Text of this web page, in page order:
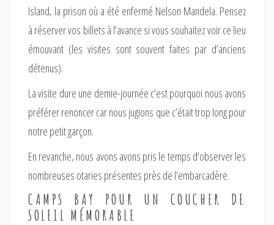
Island, la prison où a été enfermé Nelson Mandela. Pensez
à réserver vos billets à l’avance si vous souhaitez voir ce lieu
émouvant (les visites sont souvent faites par d’anciens
détenus).
La visite dure une demie-journée c’est pourquoi nous avons
préférer renoncer car nous jugions que c’était trop long pour
notre petit garçon.
En revanche, nous avons avons pris le temps d’observer les
nombreuses otaries présentes près de l’embarcadère.
CAMPS BAY POUR UN COUCHER DE
SOLEIL MÉMORABLE